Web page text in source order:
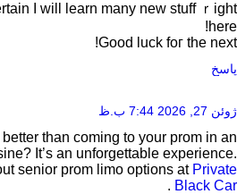
І will learn many new stuff ｒigһt
here!
Good luck foг the next!
پاسخ
ژوئن 27, 2026 7:44 ب.ظ
better than coming to your prom in an
It’s an unforgettable experience.
senior prom limo options at Private
Black Car
.